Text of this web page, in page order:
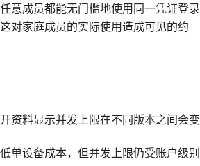
意成员都能无门槛地使用同一凭证登录
对家庭成员的实际使用造成可见的约
资料显示并发上限在不同版本之间会变
单设备成本，但并发上限仍受账户级别